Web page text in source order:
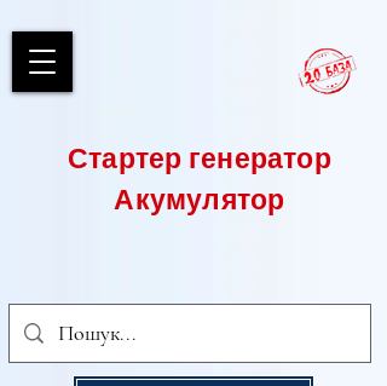
Стартер генератор
Акумулятор